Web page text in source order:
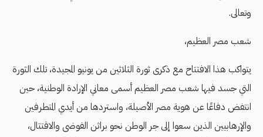
وتعالى.
شعب مصر العظيم،
يتواكب هذا الافتتاح مع ذكرى ثورة الثلاثين من يونيو المجيدة، تلك الثورة
التي جسد فيها شعب مصر العظيم أسمى معاني الإرادة الوطنية، حين
انتفض دفاعًا عن هوية مصر الأصيلة، واستردها من أيدي المتطرفين
والإرهابيين الذين سعوا إلى جر الوطن نحو براثن الفوضى والاقتتال،